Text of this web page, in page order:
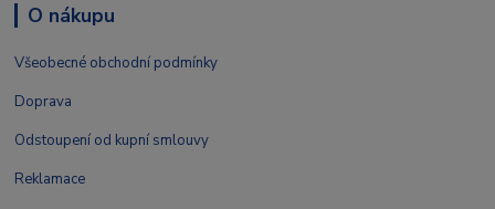
O nákupu
Všeobecné obchodní podmínky
Doprava
Odstoupení od kupní smlouvy
Reklamace